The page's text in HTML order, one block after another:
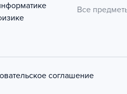
Все
соглашение